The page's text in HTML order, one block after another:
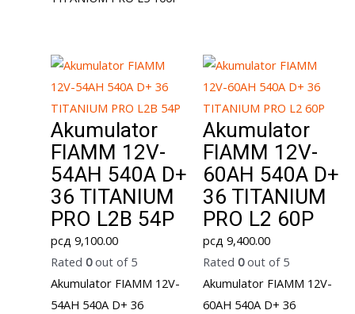
Akumulator
FIAMM 12V-
54AH 540A D+
36 TITANIUM
PRO L2B 54P
рсд 9,100.00
Rated 0out of 5
Akumulator FIAMM 12V-
54AH 540A D+ 36
Akumulator
FIAMM 12V-
60AH 540A D+
36 TITANIUM
PRO L2 60P
рсд 9,400.00
Rated 0out of 5
Akumulator FIAMM 12V-
60AH 540A D+ 36